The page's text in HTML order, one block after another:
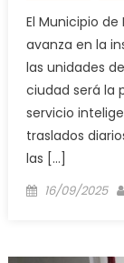
El Municipio
avanza en la
las unidades
ciudad será la
servicio
traslados
las […]
Posted
16/09/2025